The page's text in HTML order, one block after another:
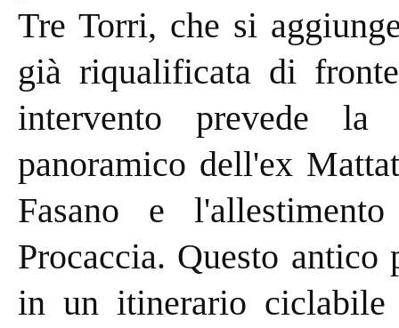
Tre Torri, che si
già riqualificata di
intervento prevede la
panoramico dell'ex
Fasano e
Procaccia. Questo antico
in un itinerario ciclabile